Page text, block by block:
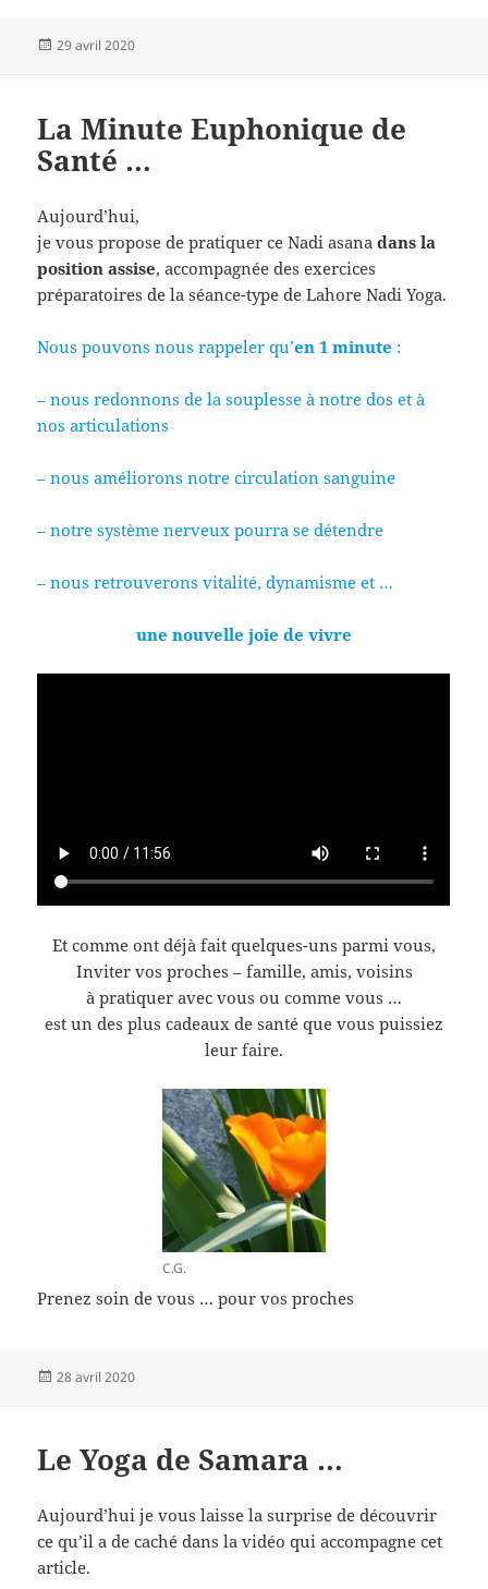
Publié
29 avril 2020
La Minute Euphonique de
Santé …
Aujourd’hui,
je vous propose de pratiquer ce Nadi asanadans la
position assise, accompagnée des exercices
préparatoires de la séance-type de Lahore Nadi Yoga.
Nous pouvons nous rappeler qu’en 1 minute :
– nous redonnons de la souplesse à notre dos et à
nos articulations
– nous améliorons notre circulation sanguine
– notre système nerveux pourra se détendre
– nous retrouverons vitalité, dynamisme et …
une nouvelle joie de vivre
Et comme ont déjà fait quelques-uns parmi vous,
Inviter vos proches – famille, amis, voisins
à pratiquer avec vous ou comme vous …
est un des plus cadeaux de santé que vous puissiez
leur faire.
C.G.
Prenez soin de vous … pour vos proches
Publié
28 avril 2020
Le Yoga de Samara …
Aujourd’hui je vous laisse la surprise de découvrir
ce qu’il a de caché dans la vidéo qui accompagne cet
article.